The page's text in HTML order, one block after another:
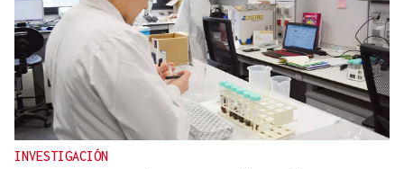
INVESTIGACIÓN